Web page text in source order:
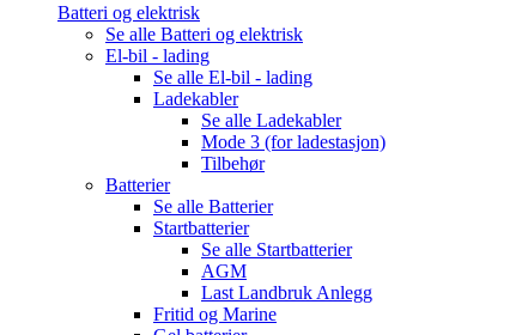
Batteri og elektrisk
Se alle Batteri og elektrisk
El-bil - lading
Se alle El-bil - lading
Ladekabler
Se alle Ladekabler
Mode 3 (for ladestasjon)
Tilbehør
Batterier
Se alle Batterier
Startbatterier
Se alle Startbatterier
AGM
Last Landbruk Anlegg
Fritid og Marine